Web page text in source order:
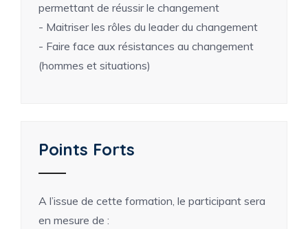
permettant de réussir le changement
- Maitriser les rôles du leader du changement
- Faire face aux résistances au changement
(hommes et situations)
Points Forts
A l’issue de cette formation, le participant sera
en mesure de :